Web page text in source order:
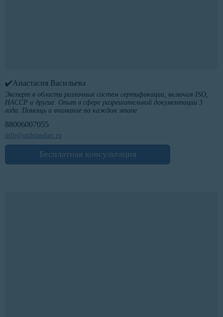
✔️Анастасия Васильева
Эксперт в области различных систем сертификации, включая ISO,
HACCP и другие. Опыт в сфере разрешительной документации 3
года. Помощь и внимание на каждом этапе
88006007055
info@ntdstandart.ru
Бесплатная консультация